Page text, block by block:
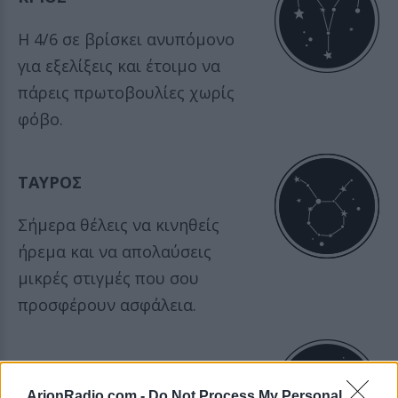
Η 4/6 σε βρίσκει ανυπόμονο
για εξελίξεις και έτοιμο να
πάρεις πρωτοβουλίες χωρίς
φόβο.
ΤΑΥΡΟΣ
Σήμερα θέλεις να κινηθείς
ήρεμα και να απολαύσεις
μικρές στιγμές που σου
προσφέρουν ασφάλεια.
ΔΙΔΥΜΟΙ